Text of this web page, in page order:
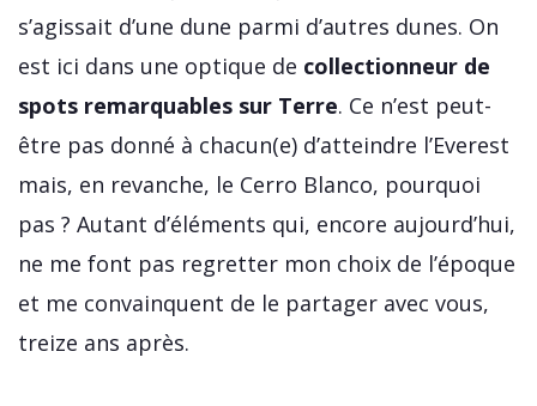
s’agissait d’une dune parmi d’autres dunes. On
est ici dans une optique de collectionneur de
spots remarquables sur Terre. Ce n’est peut-
être pas donné à chacun(e) d’atteindre l’Everest
mais, en revanche, le Cerro Blanco, pourquoi
pas ? Autant d’éléments qui, encore aujourd’hui,
ne me font pas regretter mon choix de l’époque
et me convainquent de le partager avec vous,
treize ans après.